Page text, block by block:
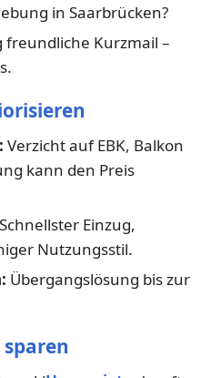
in Saarbrücken?
freundliche Kurzmail –
Verzicht auf EBK, Balkon
kann den Preis
Schnellster Einzug,
Nutzungsstil.
Übergangslösung bis zur